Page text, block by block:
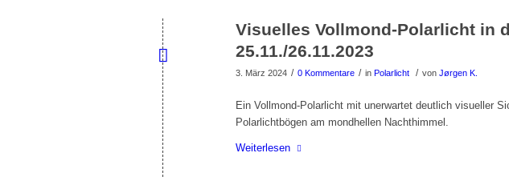
Visuelles Vollmond-Polarlicht in
25.11./26.11.2023
3. März 2024 / 0 Kommentare / in Polarlicht / von Jørgen K.
Ein Vollmond-Polarlicht mit unerwartet deutlich visueller
Polarlichtbögen am mondhellen Nachthimmel.
Weiterlesen